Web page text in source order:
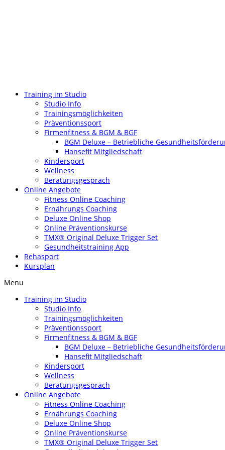
Training im Studio
Studio Info
Trainingsmöglichkeiten
Präventionssport
Firmenfitness & BGM & BGF
BGM Deluxe – Betriebliche
Hansefit Mitgliedschaft
Kindersport
Wellness
Beratungsgespräch
Online Angebote
Fitness Online Coaching
Ernährungs Coaching
Deluxe Online Shop
Online Präventionskurse
TMX® Original Deluxe Trigger Set
Gesundheitstraining App
Rehasport
Kursplan
Menu
Training im Studio
Studio Info
Trainingsmöglichkeiten
Präventionssport
Firmenfitness & BGM & BGF
BGM Deluxe – Betriebliche
Hansefit Mitgliedschaft
Kindersport
Wellness
Beratungsgespräch
Online Angebote
Fitness Online Coaching
Ernährungs Coaching
Deluxe Online Shop
Online Präventionskurse
TMX® Original Deluxe Trigger Set